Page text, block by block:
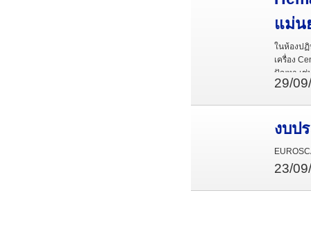
แม่น
ในห้องป
เครื่อง
ปัญหา เช่
และผู้ป่วย
29/
งบป
23/